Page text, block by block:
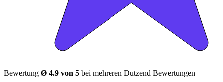
Bewertung Ø 4.9 von 5 bei mehreren Dutzend Bewertungen